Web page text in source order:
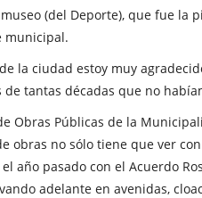
(del Deporte), que fue la
municipal.
la ciudad estoy muy
tantas décadas que no
Obras Públicas de la
obras no sólo tiene que ver
año pasado con el Acuerdo
adelante en avenidas,